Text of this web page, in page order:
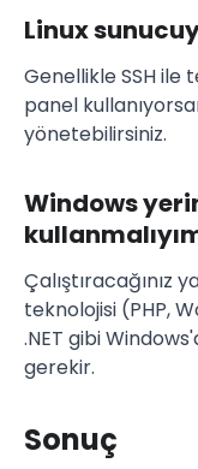
Linux
Genellikle SSH ile
panel
yönetebilirsiniz.
Windows
Çalıştıracağınız
teknolojisi (PHP,
.NET gibi
gerekir.
Sonuç